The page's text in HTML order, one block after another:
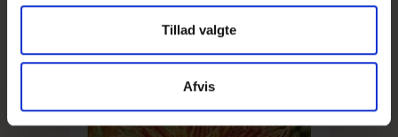
Tillad valgte
Afvis